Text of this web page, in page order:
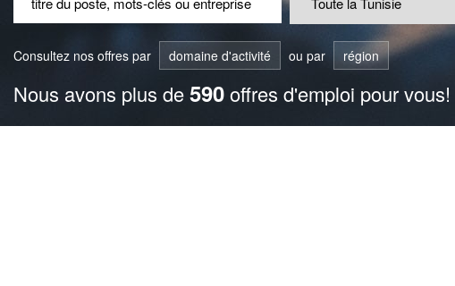
Consultez nos offres par domaine d'activité ou par région
Nous avons plus de590offres d'emploi pour vous!